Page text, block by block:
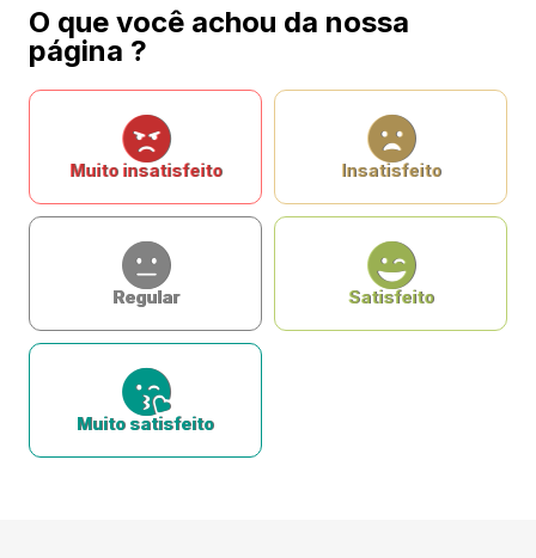
O que você achou da nossa
página ?
Muito insatisfeito Insatisfeito
Regular Satisfeito
Muito satisfeito